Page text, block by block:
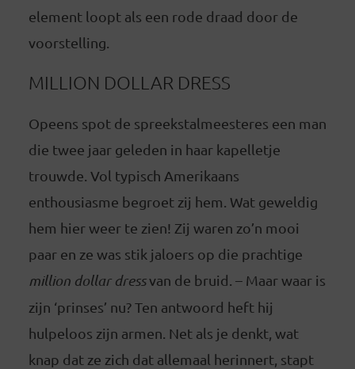
element loopt als een rode draad door de
voorstelling.
MILLION DOLLAR DRESS
Opeens spot de spreekstalmeesteres een man
die twee jaar geleden in haar kapelletje
trouwde. Vol typisch Amerikaans
enthousiasme begroet zij hem. Wat geweldig
hem hier weer te zien! Zij waren zo’n mooi
paar en ze was stik jaloers op die prachtige
million dollar dressvan de bruid. – Maar waar is
zijn ‘prinses’ nu? Ten antwoord heft hij
hulpeloos zijn armen. Net als je denkt, wat
knap dat ze zich dat allemaal herinnert, stapt